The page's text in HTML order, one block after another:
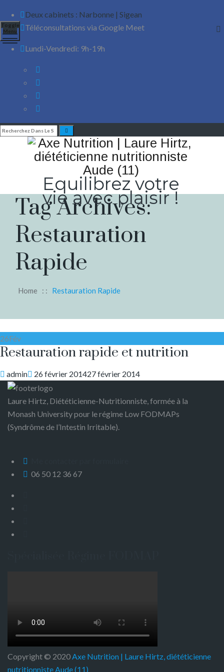
Deux cabinets : Narbonne | Sigean
Téléconsultations via Google Meet
Lundi-Vendredi: 9h-19h
Equilibrez votre
vie avec plaisir !
Toggle
Menu
Tag Archives:
Restauration
Rapide
Home : : Restauration Rapide
26Fév
Restauration rapide et nutrition
Author
admin
Posted
on
26 février 201427 février 2014
Laure Hirtz, Diététicienne-Nutritionniste, formée à la
Monash University pour le régime Low FODMAPs
(Syndrôme de l’Intestin Irritable).
06 50 12 36 67
Copyright © 2020Axe Nutrition | Laure Hirtz, diététicienne
nutritionniste Aude (11)